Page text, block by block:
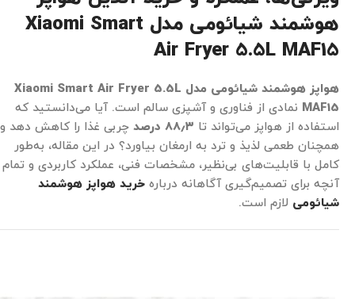
هوشمند شیائومی مدل Xiaomi Smart
Air Fryer 5.5L MAF15
هواپز هوشمند شیائومی مدل Xiaomi Smart Air Fryer 5.5L
MAF15 نمادی از فناوری و آشپزی سالم است. آیا می‌دانستید که
استفاده از هواپز می‌تواند تا
۸۸٫۳ درصد چربی غذا را کاهش دهد و
همچنان طعمی لذیذ و ترد به ارمغان بیاورد؟ در این مقاله، به‌طور
کامل با قابلیت‌های بی‌نظیر، مشخصات فنی، عملکرد کاربردی و تمام
آنچه برای تصمیم‌گیری آگاهانه درباره خرید هواپز هوشمند
شیائومی لازم است.